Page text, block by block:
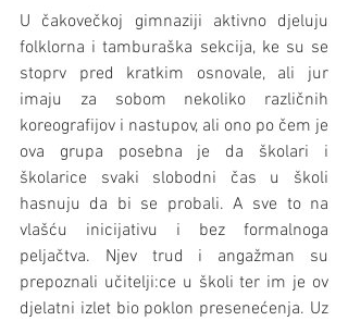
U čakovečkoj gimnaziji aktivno djeluju
folklorna i tamburaška sekcija, ke su se
stoprv pred kratkim osnovale, ali jur
imaju za sobom nekoliko različnih
koreografijov i nastupov, ali ono po čem je
ova grupa posebna je da školari i
školarice svaki slobodni čas u školi
hasnuju da bi se probali. A sve to na
vlašću inicijativu i bez formalnoga
peljačtva. Njev trud i angažman su
prepoznali učitelji:ce u školi ter im je ov
djelatni izlet bio poklon presenećenja. Uz